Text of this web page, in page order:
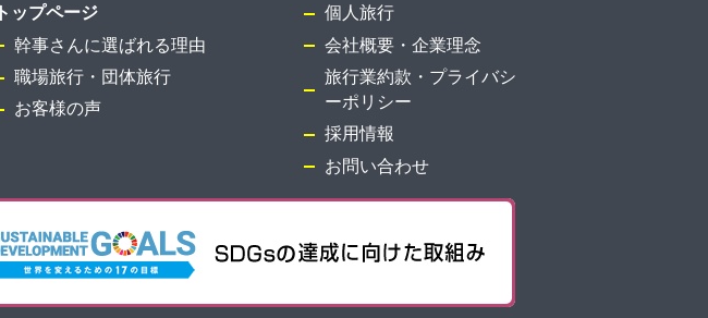
トップページ
幹事さんに選ばれる理由
職場旅行・団体旅行
お客様の声
個人旅行
会社概要・企業理念
旅行業約款・プライバシ
ーポリシー
採用情報
お問い合わせ